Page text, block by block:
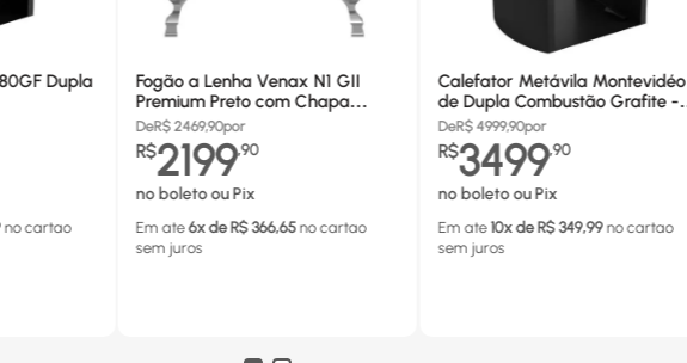
Dupla
no cartao
Fogão a Lenha Venax N1 GII
Premium Preto com Chapa
Vitrocerâmica - Chaminé Saída
Lado Direito
DeR$2469,90por
R$2199,90
no boleto ou Pix
Em ate 6x de R$ 366,65 no cartao
sem juros
Calefator Metávila Montevidéo
de Dupla Combustão Grafite -
880GF
DeR$ 4999,90por
R$3499,90
no boleto ou Pix
Em ate 10x de R$ 349,99 no cartao
sem juros